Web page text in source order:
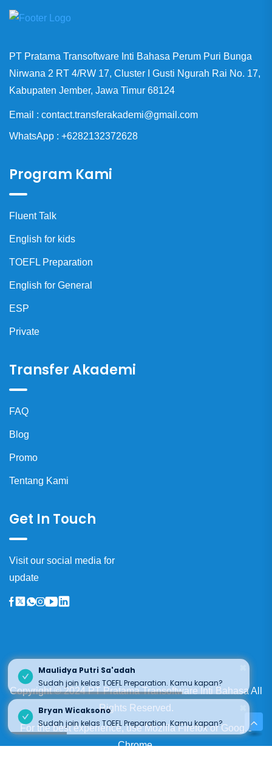
PT Pratama Transoftware Inti Bahasa Perum Puri Bunga
Nirwana 2 RT 4/RW 17, Cluster I Gusti Ngurah Rai No. 17,
Kabupaten Jember, Jawa Timur 68124
Email : contact.transferakademi@gmail.com
WhatsApp : +6282132372628
Program Kami
Fluent Talk
English for kids
TOEFL Preparation
English for General
ESP
Private
Transfer Akademi
FAQ
Blog
Promo
Tentang Kami
Get In Touch
Visit our social media for
update
Copyright © 2024 PT Pratama Transoftware Inti Bahasa All
Rights Reserved.
For the best experience, useMozilla FirefoxorGoogle
Chrome.
×
Maulidya Putri Sa'adah
Sudah join kelas TOEFL Preparation. Kamu kapan?
×
Bryan Wicaksono
Sudah join kelas TOEFL Preparation. Kamu kapan?